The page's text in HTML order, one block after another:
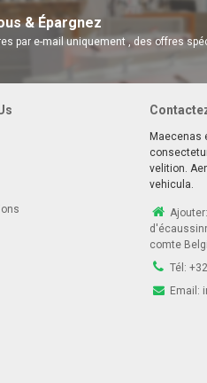
& Épargnez
par e-mail uniquement , des offres
Maecenas
velition.
vehicula.
Ajouter:
comte
Tél:
Email: